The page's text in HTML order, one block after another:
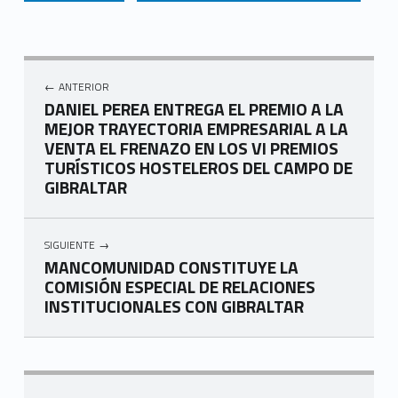
ANTERIOR
DANIEL PEREA ENTREGA EL PREMIO A LA
MEJOR TRAYECTORIA EMPRESARIAL A LA
VENTA EL FRENAZO EN LOS VI PREMIOS
TURÍSTICOS HOSTELEROS DEL CAMPO DE
GIBRALTAR
SIGUIENTE
MANCOMUNIDAD CONSTITUYE LA
COMISIÓN ESPECIAL DE RELACIONES
INSTITUCIONALES CON GIBRALTAR